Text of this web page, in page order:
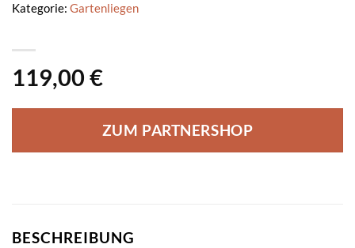
119,00 €
ZUM PARTNERSHOP
Kategorie: Gartenliegen
BESCHREIBUNG